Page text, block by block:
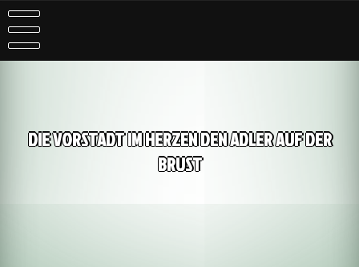
DIE VORSTADT IM HERZEN DEN ADLER AUF DER
BRUST